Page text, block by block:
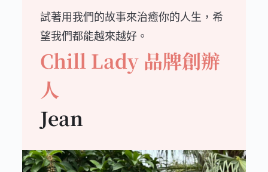
試著用我們的故事來治癒你的人生，希
望我們都能越來越好。
Chill Lady 品牌創辦
人
Jean